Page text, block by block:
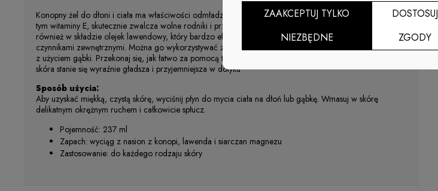
Konopny żel do dłoni i ciała ma właściwości odmładzające. Dzięki kompleksowi witamin i minerałów, w
tym witaminy E, skutecznie zwalcza wolne rodniki i przywraca skórze elastyczność. Kosmetyk zawiera
również w składzie olejek lawendowy, który bardzo efektywnie nawiża skórę. Dodatkowo chroni ją przed
czynnikami zewnętrznymi. Można go wykorzystywać zarówno do mycia ciała, jak i do delikatnego masażu
z użyciem gąbki. Przekonaj się, jak łatwo za pomocą tego naturalnego kosmetyku sprawisz, że zdrowa
skóra stanie się wyraźnie gładsza i przyjemniejsza w dotyku
Sposób użycia:
Aby uzyskać miękką, czystą skórę, wyciśnij płyn do mycia ciała na dłoń lub gąbkę. Wmasuj w skórę
delikatnym okrężnym ruchem i całkowicie spłucz.
Pojemność: 237 ml
Zapach: wyciąg z nasion z konopi, lawenda i siarczan magnezu
Zastosowanie: do każdego rodzaju skóry
ZAAKCEPTUJ TYLKO
NIEZBĘDNE
DOSTOSUJ
ZGODY